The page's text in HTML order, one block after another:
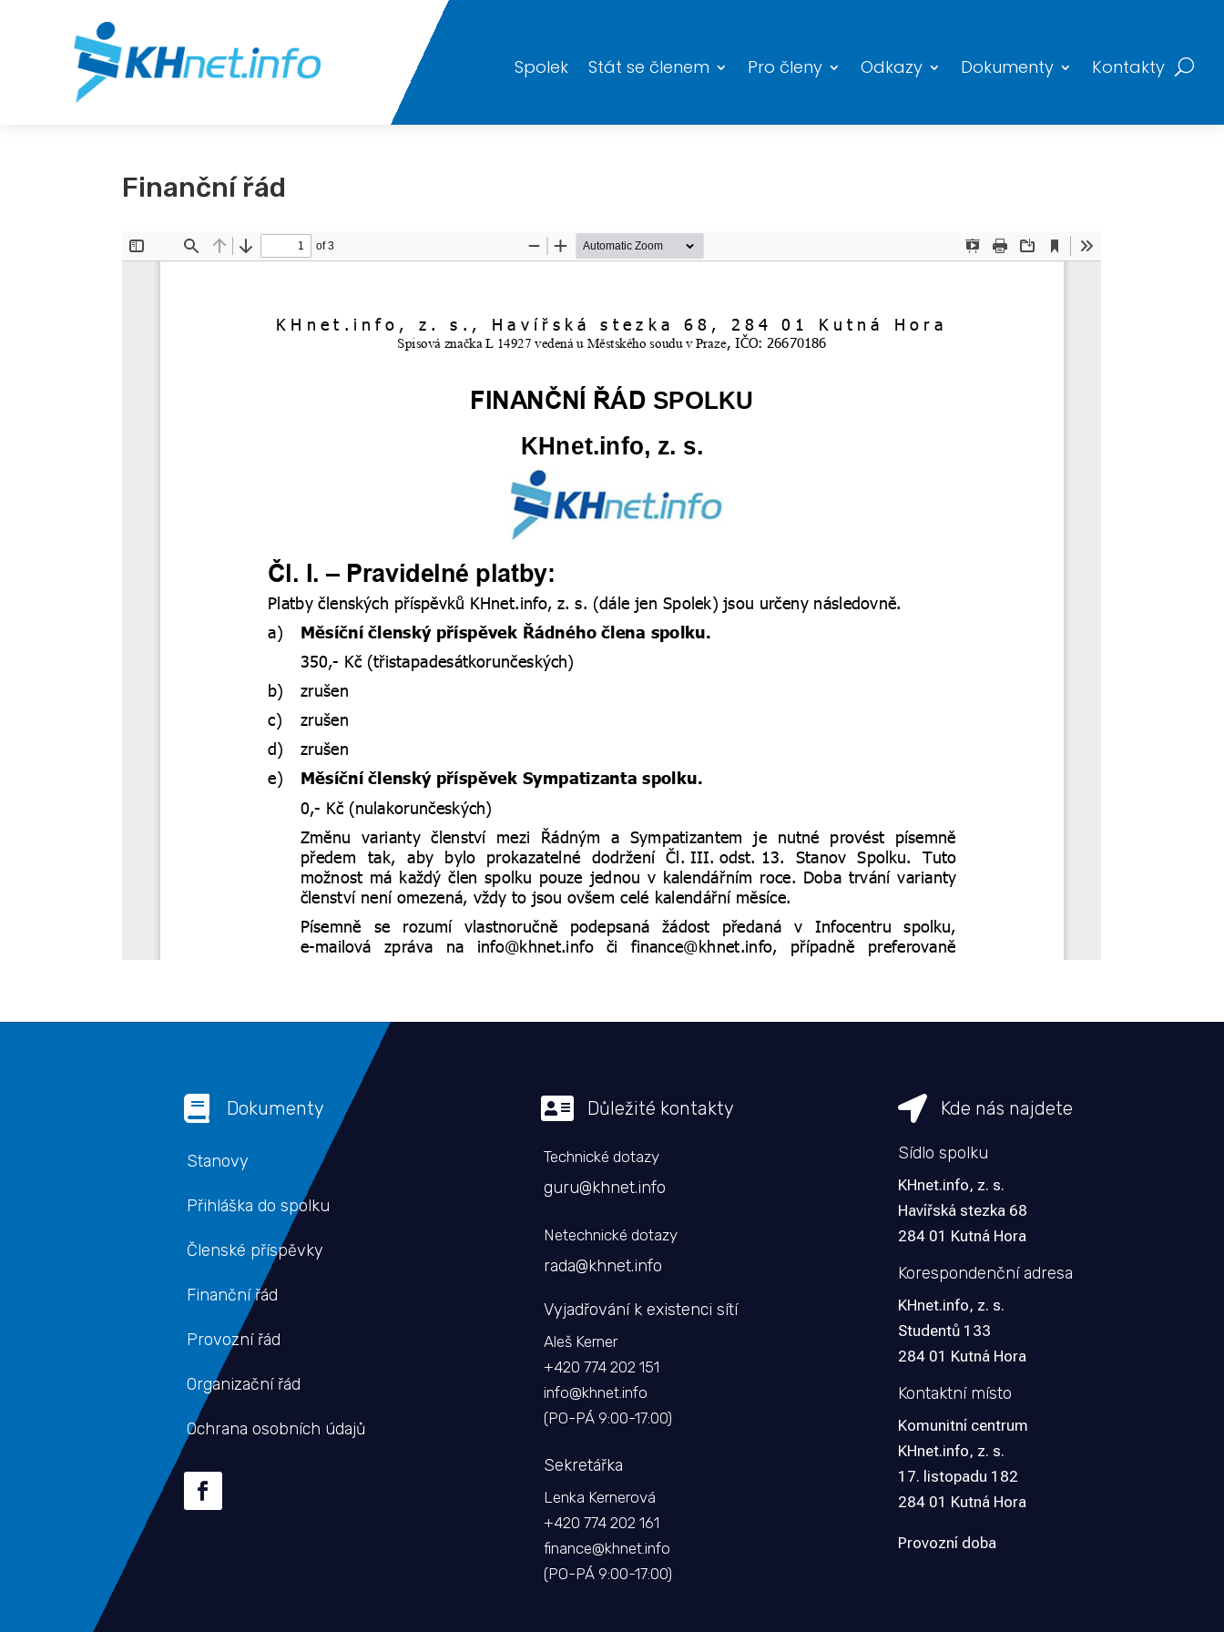
Spolek Stát se členem Pro členy Odkazy Dokumenty Kontakty
Finanční řád
 Dokumenty
Stanovy
Přihláška do spolku
Členské příspěvky
Finanční řád
Provozní řád
Organizační řád
Ochrana osobních údajů
 Důležité kontakty
Technické dotazy
guru@khnet.info
Netechnické dotazy
rada@khnet.info
Vyjadřování k existenci sítí
Aleš Kerner
+420 774 202 151
info@khnet.info
(PO-PÁ 9:00-17:00)
Sekretářka
Lenka Kernerová
+420 774 202 161
finance@khnet.info
(PO-PÁ 9:00-17:00)
 Kde nás najdete
Sídlo spolku
KHnet.info, z. s.
Havířská stezka 68
284 01 Kutná Hora
Korespondenční adresa
KHnet.info, z. s.
Studentů 133
284 01 Kutná Hora
Kontaktní místo
Komunitní centrum
KHnet.info, z. s.
17. listopadu 182
284 01 Kutná Hora
Provozní doba